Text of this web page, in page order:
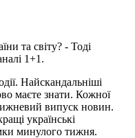
та світу? - Тоді
1+1.
Найскандальніші
маєте знати. Кожної
випуск новин.
українські
минулого тижня.